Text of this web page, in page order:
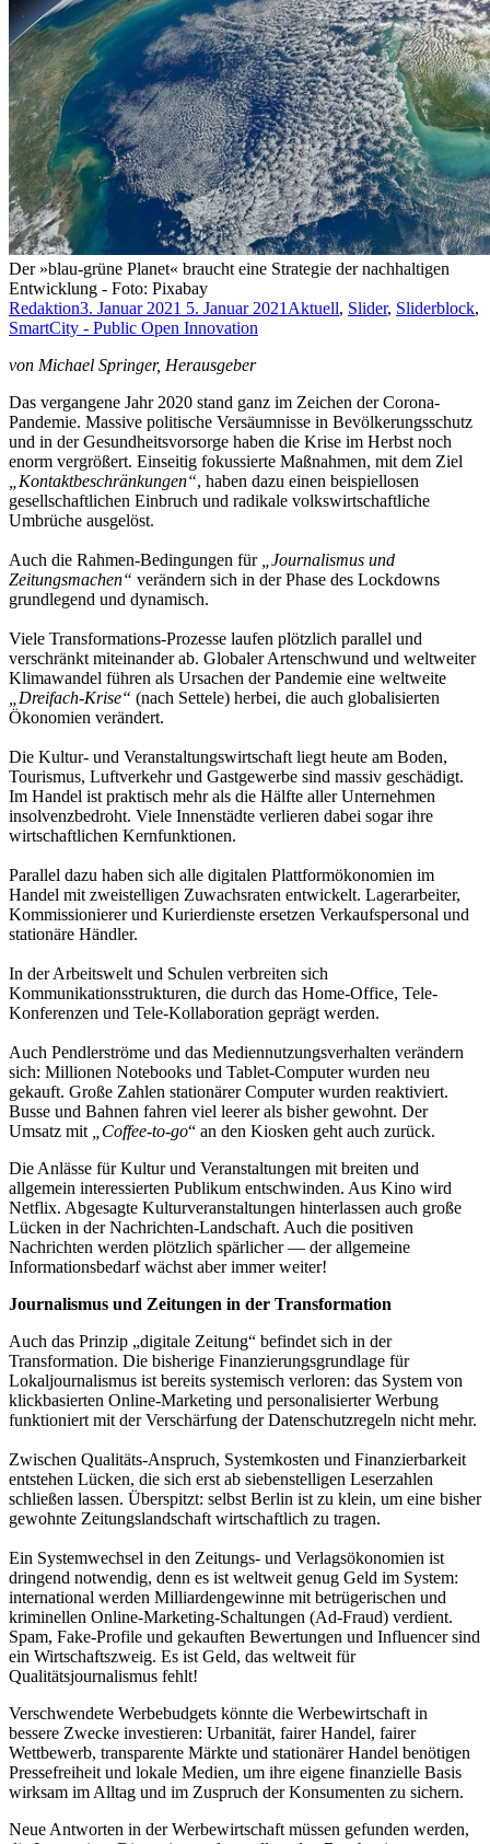
Der »blau-grün­­e Planet« braucht eine Strategie der nachhaltigen
Entwicklung - Foto: Pixabay
Redaktion3. Januar 2021 5. Januar 2021 Aktuell, Slider, Sliderblock,
SmartCity - Public Open Innovation
von Michael Springer, Herausgeber
Das vergangene Jahr 2020 stand ganz im Zeichen der Corona-
Pandemie. Massive politische Versäumnisse in Bevölkerungsschutz
und in der Gesundheitsvorsorge haben die Krise im Herbst noch
enorm vergrößert. Einseitig fokussierte Maßnahmen, mit dem Ziel
„Kontaktbeschränkungen“, haben dazu einen beispiellosen
gesellschaftlichen Einbruch und radikale volkswirtschaftliche
Umbrüche ausgelöst.
Auch die Rahmen-Bedingungen für
„Journalismus und
Zeitungsmachen“ verändern sich in der Phase des Lockdowns
grundlegend und dynamisch.
Viele Transformations-Prozesse laufen plötzlich parallel und
verschränkt miteinander ab. Globaler Artenschwund und weltweiter
Klimawandel führen als Ursachen der Pandemie eine weltweite
„Dreifach-Krise“ (nach Settele) herbei, die auch globalisierten
Ökonomien verändert.
Die Kultur- und Veranstaltungswirtschaft liegt heute am Boden,
Tourismus, Luftverkehr und Gastgewerbe sind massiv geschädigt.
Im Handel ist praktisch mehr als die Hälfte aller Unternehmen
insolvenzbedroht. Viele Innenstädte verlieren dabei sogar ihre
wirtschaftlichen Kernfunktionen.
Parallel dazu haben sich alle digitalen Plattformökonomien im
Handel mit zweistelligen Zuwachsraten entwickelt. Lagerarbeiter,
Kommissionierer und Kurierdienste ersetzen Verkaufspersonal und
stationäre Händler.
In der Arbeitswelt und Schulen verbreiten sich
Kommunikationsstrukturen, die durch das Home-Office, Tele-
Konferenzen und Tele-Kollaboration geprägt werden.
Auch Pendlerströme und das Mediennutzungsverhalten verändern
sich: Millionen Notebooks und Tablet-Computer wurden neu
gekauft. Große Zahlen stationärer Computer wurden reaktiviert.
Busse und Bahnen fahren viel leerer als bisher gewohnt. Der
Umsatz mit
„Coffee-to-go“ an den Kiosken geht auch zurück.
Die Anlässe für Kultur und Veranstaltungen mit breiten und
allgemein interessierten Publikum entschwinden. Aus Kino wird
Netflix. Abgesagte Kulturveranstaltungen hinterlassen auch große
Lücken in der Nachrichten-Landschaft. Auch die positiven
Nachrichten werden plötzlich spärlicher — der allgemeine
Informationsbedarf wächst aber immer weiter!
Journalismus und Zeitungen in der Transformation
Auch das Prinzip „digitale Zeitung“ befindet sich in der
Transformation. Die bisherige Finanzierungsgrundlage für
Lokaljournalismus ist bereits systemisch verloren: das System von
klickbasierten Online-Marketing und personalisierter Werbung
funktioniert mit der Verschärfung der Datenschutzregeln nicht mehr.
Zwischen Qualitäts-Anspruch, Systemkosten und Finanzierbarkeit
entstehen Lücken, die sich erst ab siebenstelligen Leserzahlen
schließen lassen. Überspitzt: selbst Berlin ist zu klein, um eine bisher
gewohnte Zeitungslandschaft wirtschaftlich zu tragen.
Ein Systemwechsel in den Zeitungs- und Verlagsökonomien ist
dringend notwendig, denn es ist weltweit genug Geld im System:
international werden Milliardengewinne mit betrügerischen und
kriminellen Online-Marketing-Schaltungen (Ad-Fraud) verdient.
Spam, Fake-Profile und gekauften Bewertungen und Influencer sind
ein Wirtschaftszweig. Es ist Geld, das weltweit für
Qualitätsjournalismus fehlt!
Verschwendete Werbebudgets könnte die Werbewirtschaft in
bessere Zwecke investieren: Urbanität, fairer Handel, fairer
Wettbewerb, transparente Märkte und stationärer Handel benötigen
Pressefreiheit und lokale Medien, um ihre eigene finanzielle Basis
wirksam im Alltag und im Zuspruch der Konsumenten zu sichern.
Neue Antworten in der Werbewirtschaft müssen gefunden werden,